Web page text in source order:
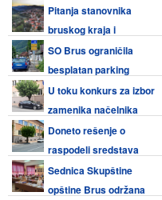
Narodne skupštine o
nepoverenju Vladi Srbije
Pitanja stanovnika
bruskog kraja i
odgovori predsednika opštine
Brus 14.07.2026.
SO Brus ograničila
besplatan parking
borcima veteranima na 2 sata
tokom dana
U toku konkurs za izbor
zamenika načelnika
Opštinske uprave Brus
Doneto rešenje o
raspodeli sredstava
medijskim projektima 2026 iz
budžeta Opštine Brus
Sednica Skupštine
opštine Brus održana